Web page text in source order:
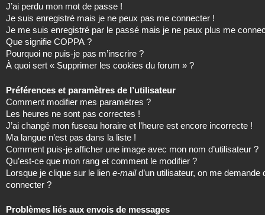
J’ai perdu mon mot de passe !
Je suis enregistré mais je ne peux pas me connecter !
Je me suis enregistré par le passé mais je ne peux plus me
Que signifie COPPA ?
Pourquoi ne puis-je pas m’inscrire ?
À quoi sert « Supprimer les cookies du forum » ?
Préférences et paramètres de l’utilisateur
Comment modifier mes paramètres ?
Les heures ne sont pas correctes !
J’ai changé mon fuseau horaire et l’heure est encore incorrecte !
Ma langue n’est pas dans la liste !
Comment puis-je afficher une image avec mon nom d’utilisateur ?
Qu’est-ce que mon rang et comment le modifier ?
Lorsque je clique sur le lien e-maild’un utilisateur, on me demande
connecter ?
Problèmes liés aux envois de messages